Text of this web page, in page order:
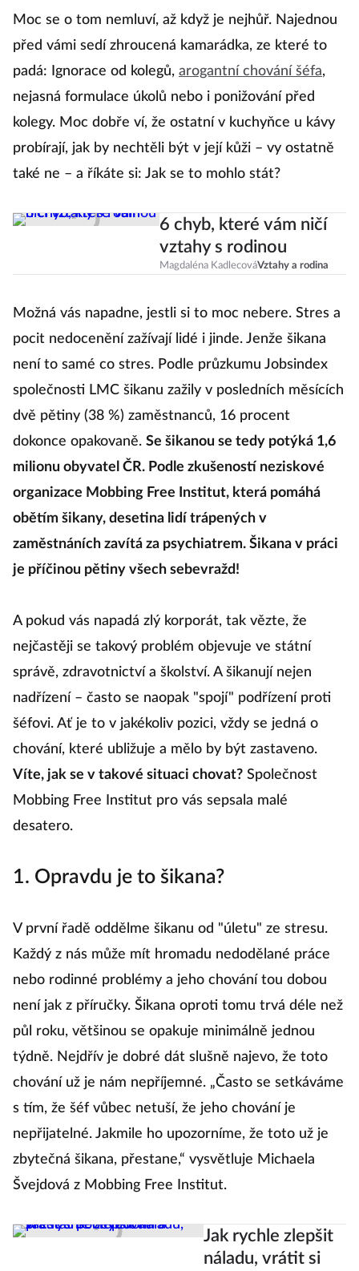
Moc se o tom nemluví, až když je nejhůř. Najednou
před vámi sedí zhroucená kamarádka, ze které to
padá: Ignorace od kolegů, arogantní chování šéfa,
nejasná formulace úkolů nebo i ponižování před
kolegy. Moc dobře ví, že ostatní v kuchyňce u kávy
probírají, jak by nechtěli být v její kůži – vy ostatně
také ne – a říkáte si: Jak se to mohlo stát?
6 chyb, které vám ničí
vztahy s rodinou
Magdaléna KadlecováVztahy a rodina
Možná vás napadne, jestli si to moc nebere. Stres a
pocit nedocenění zažívají lidé i jinde. Jenže šikana
není to samé co stres. Podle průzkumu Jobsindex
společnosti LMC šikanu zažily v posledních měsících
dvě pětiny (38 %) zaměstnanců, 16 procent
dokonce opakovaně. Se šikanou se tedy potýká 1,6
milionu obyvatel ČR. Podle zkušeností neziskové
organizace Mobbing Free Institut, která pomáhá
obětím šikany, desetina lidí trápených v
zaměstnáních zavítá za psychiatrem. Šikana v práci
je příčinou pětiny všech sebevražd!
A pokud vás napadá zlý korporát, tak vězte, že
nejčastěji se takový problém objevuje ve státní
správě, zdravotnictví a školství. A šikanují nejen
nadřízení – často se naopak "spojí" podřízení proti
šéfovi. Ať je to v jakékoliv pozici, vždy se jedná o
chování, které ubližuje a mělo by být zastaveno.
Víte, jak se v takové situaci chovat? Společnost
Mobbing Free Institut pro vás sepsala malé
desatero.
1. Opravdu je to šikana?
V první řadě oddělme šikanu od "úletu" ze stresu.
Každý z nás může mít hromadu nedodělané práce
nebo rodinné problémy a jeho chování tou dobou
není jak z příručky. Šikana oproti tomu trvá déle než
půl roku, většinou se opakuje minimálně jednou
týdně. Nejdřív je dobré dát slušně najevo, že toto
chování už je nám nepříjemné. „Často se setkáváme
s tím, že šéf vůbec netuší, že jeho chování je
nepřijatelné. Jakmile ho upozorníme, že toto už je
zbytečná šikana, přestane,“ vysvětluje Michaela
Švejdová z Mobbing Free Institut.
Jak rychle zlepšit
náladu, vrátit si